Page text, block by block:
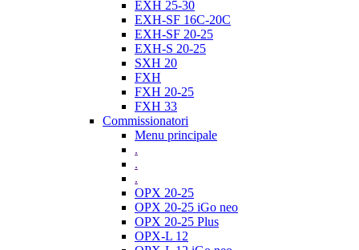
EXH 25-30
EXH-SF 16C-20C
EXH-SF 20-25
EXH-S 20-25
SXH 20
FXH
FXH 20-25
FXH 33
Commissionatori
Menu principale
.
.
.
OPX 20-25
OPX 20-25 iGo neo
OPX 20-25 Plus
OPX-L 12